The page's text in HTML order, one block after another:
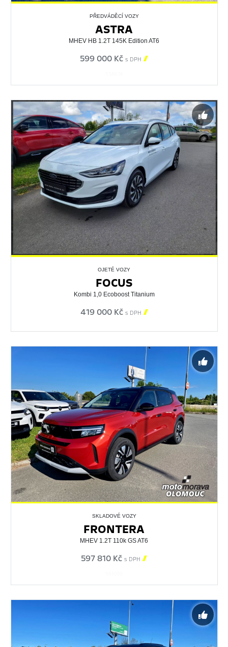
PŘEDVÁDĚCÍ VOZY
ASTRA
MHEV HB 1.2T 145K Edition AT6
599 000 Kč s DPH 
OJETÉ VOZY
FOCUS
Kombi 1,0 Ecoboost Titanium
419 000 Kč s DPH 
SKLADOVÉ VOZY
FRONTERA
MHEV 1.2T 110k GS AT6
597 810 Kč s DPH 